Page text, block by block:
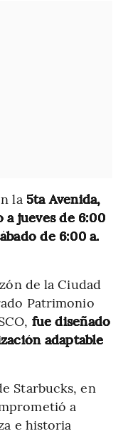
la 5ta Avenida,
a jueves de 6:00
de 6:00 a.
de la Ciudad
Patrimonio
fue diseñado
adaptable
Starbucks, en
a
e historia